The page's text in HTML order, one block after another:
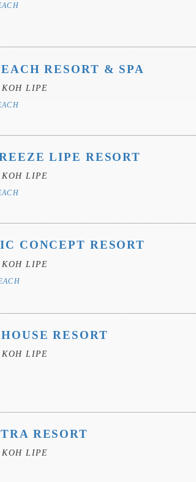
RESORT & SPA
LIPE
LIPE RESORT
LIPE
CONCEPT RESORT
LIPE
RESORT
LIPE
RESORT
LIPE